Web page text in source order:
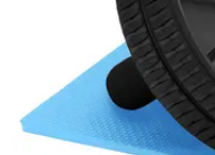
Medios de